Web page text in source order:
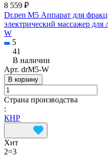
8 559 ₽
Dr.pen M5 Аппарат для
электрический массажер
W
5
41
В наличии
Арт. drM5-W
В корзину
Страна производства
:
КНР
Хит
2=3